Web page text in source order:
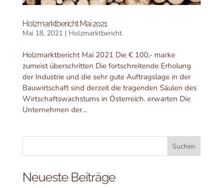
Holzmarktbericht Mai 2021
Mai 18, 2021| Holzmarktbericht
Holzmarktbericht Mai 2021 Die € 100,- marke
zumeist überschritten Die fortschreitende Erholung
der Industrie und die sehr gute Auftragslage in der
Bauwirtschaft sind derzeit die tragenden Säulen des
Wirtschaftswachstums in Österreich. erwarten Die
Unternehmen der...
Neueste Beiträge